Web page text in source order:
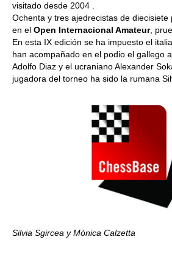
visitado desde 2004 .
Ochenta y tres ajedrecistas de
en el Open Internacional Amateur,
En esta IX edición se ha impuesto el
han acompañado en el podio el gallego
Adolfo Diaz y el ucraniano Alexander
jugadora del torneo ha sido la rumana
Silvia Sgircea y Mónica Calzetta